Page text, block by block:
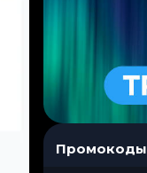
Промокоды